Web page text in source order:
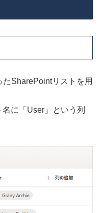
SharePointリストを用
に「User」という列